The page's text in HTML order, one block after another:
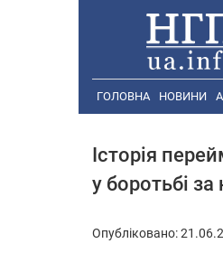
ГОЛОВНА НОВИНИ
Історія
у боротьбі
Опубліковано: